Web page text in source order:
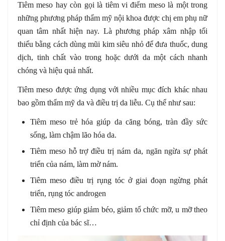
Tiêm meso hay còn gọi là tiêm vi điểm meso là một trong
những phương pháp thẩm mỹ nội khoa được chị em phụ nữ
quan tâm nhất hiện nay. Là phương pháp xâm nhập tối
thiểu bằng cách dùng mũi kim siêu nhỏ để đưa thuốc, dung
dịch, tinh chất vào trong hoặc dưới da một cách nhanh
chóng và hiệu quả nhất.
Tiêm meso được ứng dụng với nhiều mục đích khác nhau
bao gồm thẩm mỹ da và điều trị da liễu. Cụ thể như sau:
Tiêm meso trẻ hóa giúp da căng bóng, tràn đầy sức
sống, làm chậm lão hóa da.
Tiêm meso hỗ trợ điều trị nám da, ngăn ngừa sự phát
triển của nám, làm mờ nám.
Tiêm meso điều trị rụng tóc ở giai đoạn ngừng phát
triển, rụng tóc androgen
Tiêm meso giúp giảm béo, giảm tổ chức mỡ, u mỡ theo
chỉ định của bác sĩ…